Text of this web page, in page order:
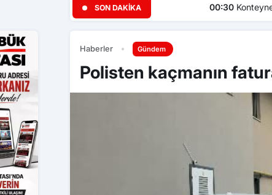
SON DAKIKA Konteyner alevlere
Haberler Gündem
Polisten kaçmanın